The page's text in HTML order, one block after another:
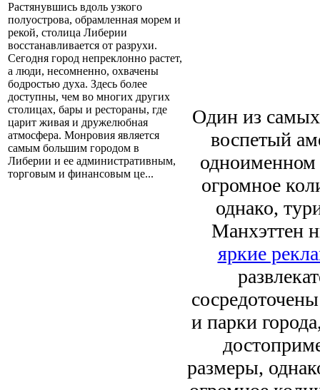
Растянувшись вдоль узкого
полуострова, обрамленная морем и
рекой, столица Либерии
восстанавливается от разрухи.
Сегодня город непреклонно растет,
а люди, несомненно, охвачены
бодростью духа. Здесь более
доступны, чем во многих других
столицах, бары и рестораны, где
царит живая и дружелюбная
атмосфера. Монровия является
самым большим городом в
Либерии и ее административным,
торговым и финансовым це...
Один из
воспетый
одноименном
огромное
однако,
Манхэттен
яркие
и парки
размеры,